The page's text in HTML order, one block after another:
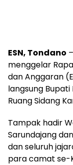
ESN, Tondano
menggelar
dan Anggaran
langsung
Ruang Sidang
Tampak hadir
Sarundajang
dan seluruh
para camat se-